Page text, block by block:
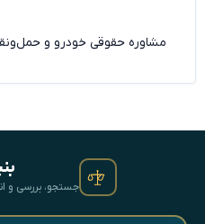
مشاوره حقوقی خودرو و
جستجو، بررسی و